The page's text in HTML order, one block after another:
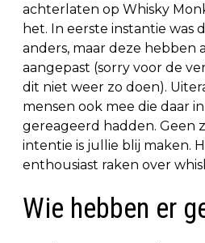
achterlaten op Whisky
het. In eerste instantie was
anders, maar deze hebben
aangepast (sorry voor de
dit niet weer zo doen).
mensen ook mee die daar
gereageerd hadden. Geen
intentie is jullie blij maken.
enthousiast raken over
Wie hebben er